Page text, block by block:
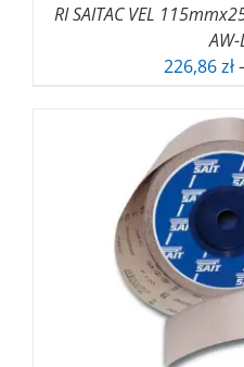
RI SAITAC VEL
226,86zł